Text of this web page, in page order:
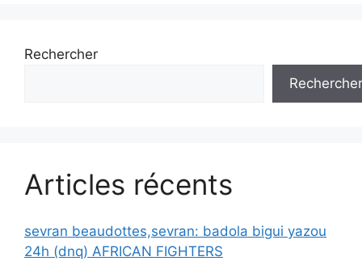
Rechercher
Rechercher
Articles récents
sevran beaudottes,sevran: badola bigui yazou
24h (dnq) AFRICAN FIGHTERS